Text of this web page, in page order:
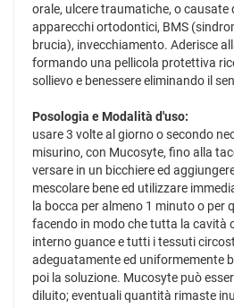
orale, ulcere traumatiche, o causate
apparecchi ortodontici, BMS
brucia), invecchiamento. Aderisce
formando una pellicola protettiva
sollievo e benessere eliminando il
Posologia e Modalità d'uso:
usare 3 volte al giorno o secondo
misurino, con Mucosyte, fino alla
versare in un bicchiere ed
mescolare bene ed utilizzare
la bocca per almeno 1 minuto o per
facendo in modo che tutta la cavità
interno guance e tutti i tessuti
adeguatamente ed uniformemente
poi la soluzione. Mucosyte può
diluito; eventuali quantità rimaste